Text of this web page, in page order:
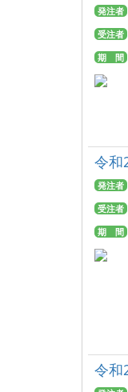
発注者
受注者
期 間
令和
発注者
受注者
期 間
令和